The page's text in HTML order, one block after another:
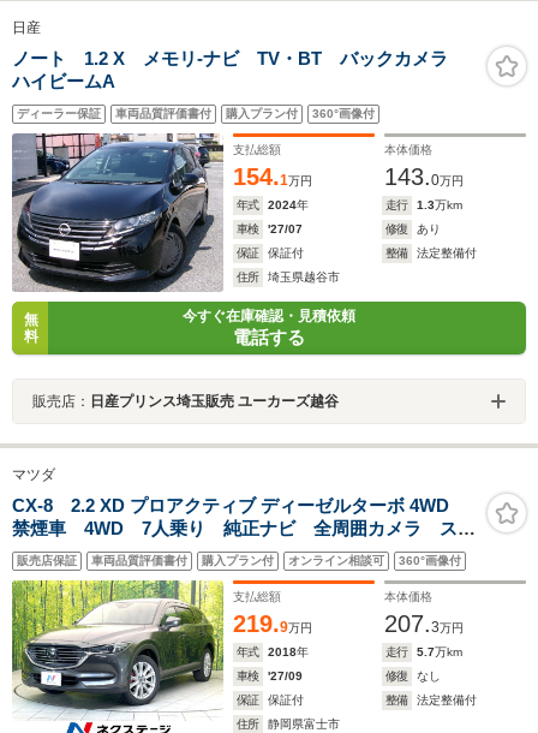
日産
ノート 1.2 X メモリ-ナビ TV・BT バックカメラ
ハイビームA
ディーラー保証 車両品質評価書付 購入プラン付 360°画像付
支払総額
154.1万円
本体価格
143.0万円
年式
2024年 走行 1.3万km
車検
'27/07 修復
あり
保証
保証付 整備
法定整備付
住所
埼玉県越谷市
無
料
今すぐ在庫確認・見積依頼
電話する
販売店： 日産プリンス埼玉販売 ユーカーズ越谷
マツダ
CX-8 2.2 XD プロアクティブ ディーゼルターボ 4WD
禁煙車 4WD 7人乗り 純正ナビ 全周囲カメラ スマ
ートシティブレーキサポート レーダークルーズ
BSM スマートキー ETC シートヒーター パワーシ
ート LEDヘッド サンシェード
販売店保証 車両品質評価書付 購入プラン付 オンライン相談可 360°画像付
支払総額
219.9万円
本体価格
207.3万円
年式
2018年 走行 5.7万km
車検
'27/09 修復
なし
保証
保証付 整備
法定整備付
住所
静岡県富士市